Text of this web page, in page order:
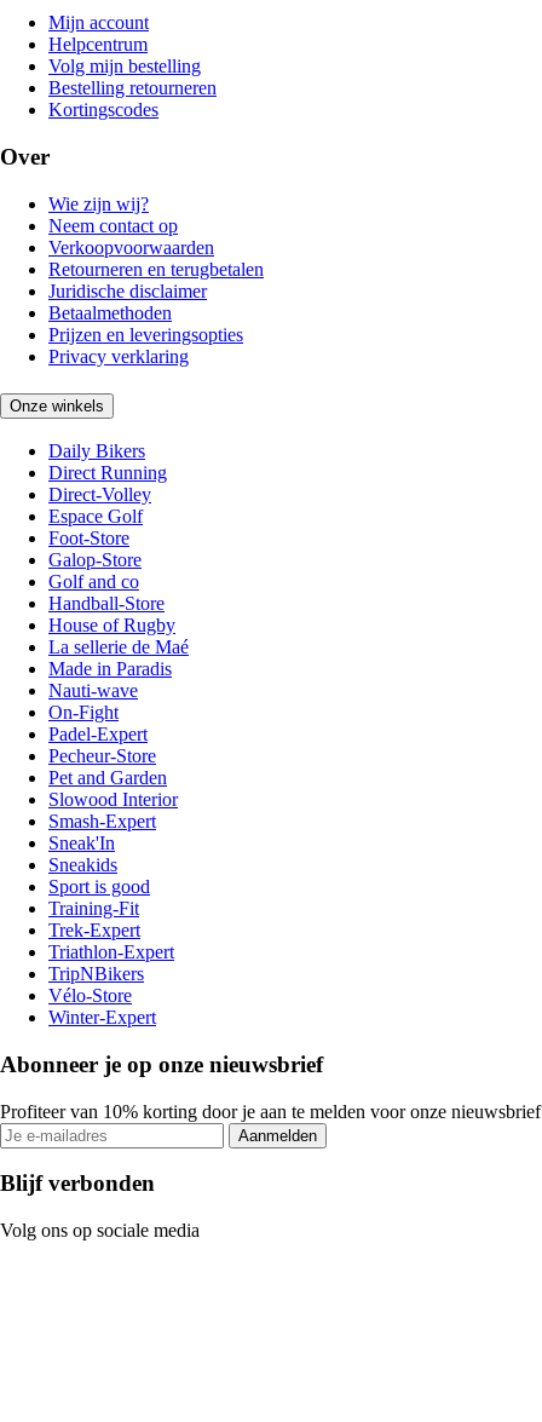
Mijn account
Helpcentrum
Volg mijn bestelling
Bestelling retourneren
Kortingscodes
Over
Wie zijn wij?
Neem contact op
Verkoopvoorwaarden
Retourneren en terugbetalen
Juridische disclaimer
Betaalmethoden
Prijzen en leveringsopties
Privacy verklaring
Onze winkels
Daily Bikers
Direct Running
Direct-Volley
Espace Golf
Foot-Store
Galop-Store
Golf and co
Handball-Store
House of Rugby
La sellerie de Maé
Made in Paradis
Nauti-wave
On-Fight
Padel-Expert
Pecheur-Store
Pet and Garden
Slowood Interior
Smash-Expert
Sneak'In
Sneakids
Sport is good
Training-Fit
Trek-Expert
Triathlon-Expert
TripNBikers
Vélo-Store
Winter-Expert
Abonneer je op onze nieuwsbrief
Profiteer van 10% korting door je aan te melden voor onze nieuwsbrief
Aanmelden
Blijf verbonden
Volg ons op sociale media